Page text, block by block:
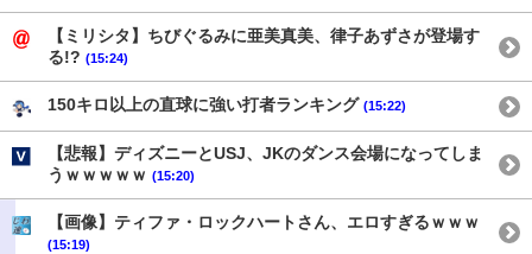
【ミリシタ】ちびぐるみに亜美真美、律子あずさが登場す
る!? (15:24)
150キロ以上の直球に強い打者ランキング (15:22)
【悲報】ディズニーとUSJ、JKのダンス会場になってしま
うｗｗｗｗｗ (15:20)
【画像】ティファ・ロックハートさん、エロすぎるｗｗｗ
(15:19)